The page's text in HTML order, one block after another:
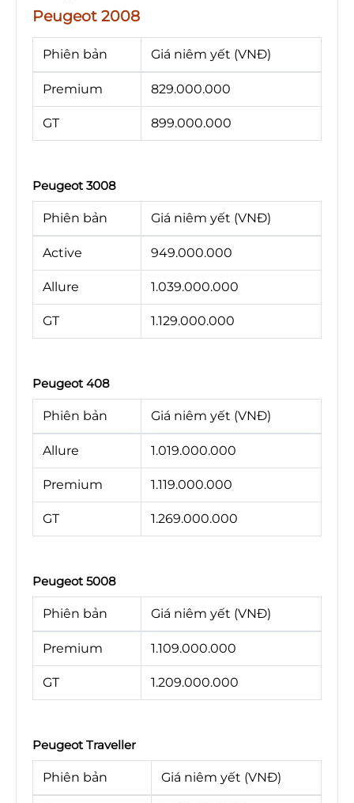
Peugeot 2008
Phiên bản Giá niêm yết (VNĐ)
Premium 829.000.000
GT 899.000.000
Peugeot 3008
Phiên bản Giá niêm yết (VNĐ)
Active 949.000.000
Allure 1.039.000.000
GT 1.129.000.000
Peugeot 408
Phiên bản Giá niêm yết (VNĐ)
Allure 1.019.000.000
Premium 1.119.000.000
GT 1.269.000.000
Peugeot 5008
Phiên bản Giá niêm yết (VNĐ)
Premium 1.109.000.000
GT 1.209.000.000
Peugeot Traveller
Phiên bản Giá niêm yết (VNĐ)